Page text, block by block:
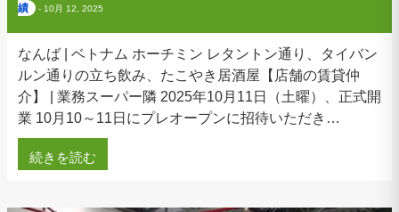
績 - 10月 12, 2025
なんば | ベトナム ホーチミン レタントン通り、タイバン
ルン通りの立ち飲み、たこやき居酒屋【店舗の賃貸仲
介】 | 業務スーパー隣 2025年10月11日（土曜）、正式開
業 10月10～11日にプレオープンに招待いただき…
続きを読む